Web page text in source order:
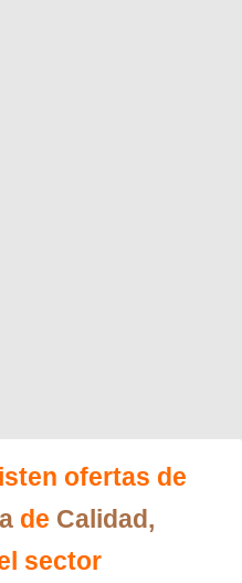
ofertas de
de Calidad,
sector